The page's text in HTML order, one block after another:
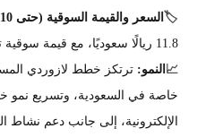
🏷️ السعر والقيمة السوقية (حتى 10 أبريل 2026)
11.8 ريالًا سعوديًا، مع قيمة سوقية تدور حول 678 مليون ريال تقريبًا.
📈 النمو: ترتكز خطط لازوردي